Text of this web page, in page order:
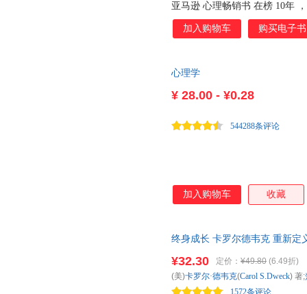
贵州科技出版社
亚马逊 心理畅销书 在榜 10年
报》热赞， 比尔 盖茨撰文推
总结 数十年研究成果的 经典
子 你好 聪明 还是 你真用功 更
能缔造 卓越？ 思维模式 的不
加入购物车 购买电子书
心理学
¥ 28.00 - ¥0.28
544288条评论
加入购物车 收藏
终身成长 卡罗尔德韦克 重新定
近发货，85%城市次日达，团
¥32.30 定价： ¥49.80 (6.49折)
1572条评论
(美)卡罗尔·德韦克(Carol S.Dweck) 著;